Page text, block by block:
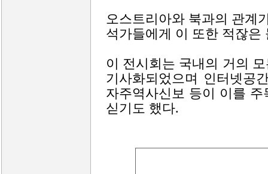
오스트리아와 북과의 관계
석가들에게 이 또한 적잖은
이 전시회는 국내의 거의
기사화되었으며 인터넷공
자주역사신보 등이 이를
싣기도 했다.